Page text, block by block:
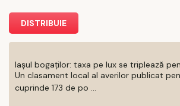
DISTRIBUIE
Iașul bogaților: taxa pe lux se triplează
Un clasament local al averilor publicat
cuprinde 173 de po ...